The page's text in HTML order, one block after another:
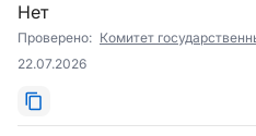
Нет
Проверено: Комитет
22.07.2026